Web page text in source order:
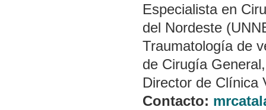
Especialista en
del Nordeste
Traumatología de
de Cirugía
Director de Clínica
Contacto: